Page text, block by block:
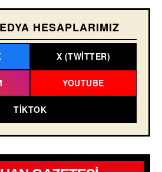
HESAPLARIMIZ
X (TWITTER)
YOUTUBE
TIKTOK